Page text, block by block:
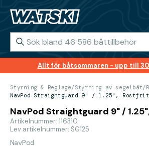
Allt för båtsommaren - upp till
Styrning & Reglage/Styrning av segelbåt/
NavPod Straightguard 9" / 1.25",
NavPod Straightguard 9" /
Artikelnummer: 116310
Lev artikelnummer: SG125
NavPod